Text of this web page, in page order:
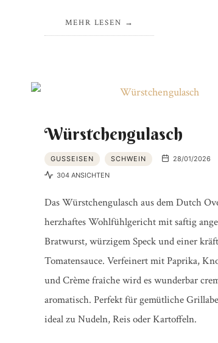
MEHR LESEN
Würstchengulasch
GUSSEISEN SCHWEIN 28/01/2026
304 ANSICHTEN
Das Würstchengulasch aus dem Dutch
herzhaftes Wohlfühlgericht mit saftig
Bratwurst, würzigem Speck und einer
Tomatensauce. Verfeinert mit Paprika,
und Crème fraîche wird es wunderbar
aromatisch. Perfekt für gemütliche
ideal zu Nudeln, Reis oder Kartoffeln.